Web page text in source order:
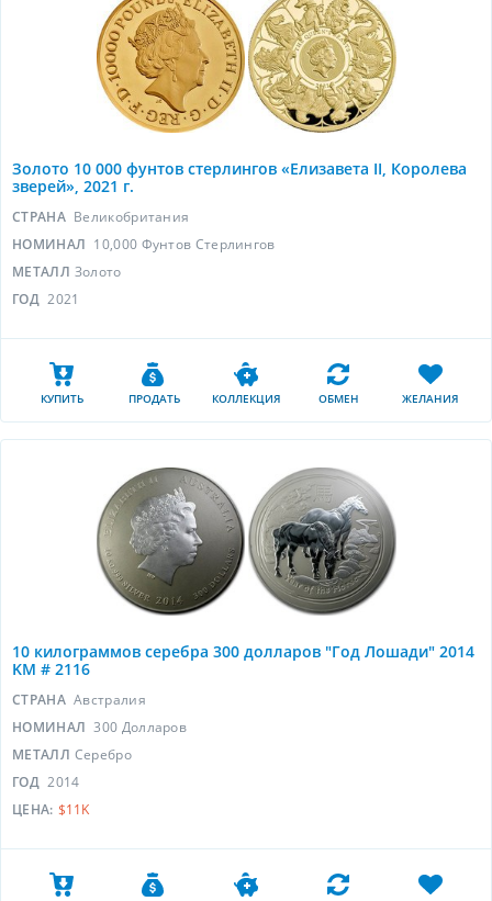
Золото 10 000 фунтов стерлингов «Елизавета II, Королева
зверей», 2021 г.
СТРАНА Великобритания
НОМИНАЛ 10,000 Фунтов Стерлингов
МЕТАЛЛ Золото
ГОД 2021
КУПИТЬ ПРОДАТЬ КОЛЛЕКЦИЯ ОБМЕН ЖЕЛАНИЯ
10 килограммов серебра 300 долларов "Год Лошади" 2014
KM # 2116
СТРАНА Австралия
НОМИНАЛ 300 Долларов
МЕТАЛЛ Серебро
ГОД 2014
ЦЕНА: $11K